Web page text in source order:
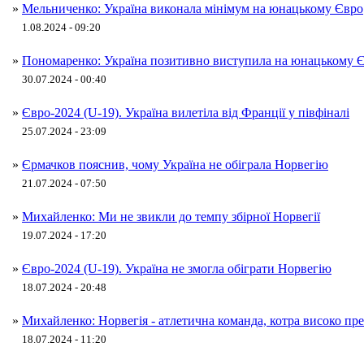
» Мельниченко: Україна виконала мінімум на юнацькому Євро
1.08.2024 - 09:20
» Пономаренко: Україна позитивно виступила на юнацькому
30.07.2024 - 00:40
» Євро-2024 (U-19). Україна вилетіла від Франції у півфіналі
25.07.2024 - 23:09
» Єрмачков пояснив, чому Україна не обіграла Норвегію
21.07.2024 - 07:50
» Михайленко: Ми не звикли до темпу збірної Норвегії
19.07.2024 - 17:20
» Євро-2024 (U-19). Україна не змогла обіграти Норвегію
18.07.2024 - 20:48
» Михайленко: Норвегія - атлетична команда, котра високо
18.07.2024 - 11:20